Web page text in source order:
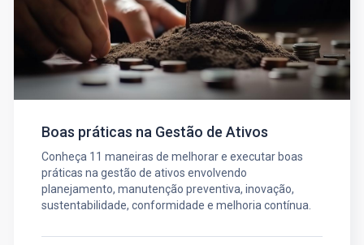
Boas práticas na Gestão de Ativos
Conheça 11 maneiras de melhorar e executar boas
práticas na gestão de ativos envolvendo
planejamento, manutenção preventiva, inovação,
sustentabilidade, conformidade e melhoria contínua.